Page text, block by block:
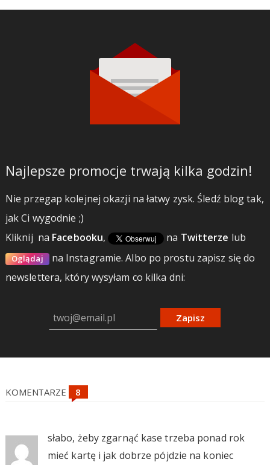
Najlepsze promocje trwają kilka godzin!
Nie przegap kolejnej okazji na łatwy zysk. Śledź blog tak,
jak Ci wygodnie ;)
Kliknij na Facebooku, na Twitterze lub
Oglądaj na Instagramie.Albo po prostu zapisz się do
newslettera, który wysyłam co kilka dni:
Zapisz
KOMENTARZE
słabo, żeby zgarnąć kase trzeba ponad rok
mieć kartę i jak dobrze pójdzie na koniec